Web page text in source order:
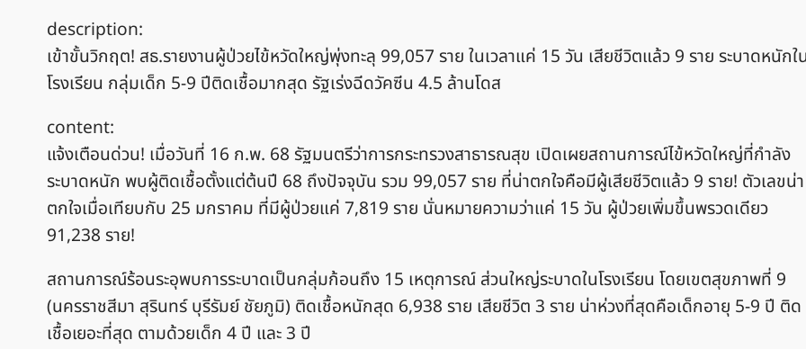
description:
เข้าขั้นวิกฤต! สธ.รายงานผู้ป่วยไข้หวัดใหญ่พุ่งทะลุ 99,057 ราย ในเวลาแค่ 15 วัน เสียชีวิตแล้ว 9 ราย ระบาดหนักใ
โรงเรียน กลุ่มเด็ก 5-9 ปีติดเชื้อมากสุด รัฐเร่งฉีดวัคซีน 4.5 ล้านโดส
content:
แจ้งเตือนด่วน! เมื่อวันที่ 16 ก.พ. 68 รัฐมนตรีว่าการกระทรวงสาธารณสุข เปิดเผยสถานการณ์ไข้หวัดใหญ่ที่กำลัง
ระบาดหนัก พบผู้ติดเชื้อตั้งแต่ต้นปี 68 ถึงปัจจุบัน รวม 99,057 ราย ที่น่าตกใจคือมีผู้เสียชีวิตแล้ว 9 ราย! ตัวเลขน่า
ตกใจเมื่อเทียบกับ 25 มกราคม ที่มีผู้ป่วยแค่ 7,819 ราย นั่นหมายความว่าแค่ 15 วัน ผู้ป่วยเพิ่มขึ้นพรวดเดียว
91,238 ราย!
สถานการณ์ร้อนระอุพบการระบาดเป็นกลุ่มก้อนถึง 15 เหตุการณ์ ส่วนใหญ่ระบาดในโรงเรียน โดยเขตสุขภาพที่ 9
(นครราชสีมา สุรินทร์ บุรีรัมย์ ชัยภูมิ) ติดเชื้อหนักสุด 6,938 ราย เสียชีวิต 3 ราย น่าห่วงที่สุดคือเด็กอายุ 5-9 ปี ติด
เชื้อเยอะที่สุด ตามด้วยเด็ก 4 ปี และ 3 ปี